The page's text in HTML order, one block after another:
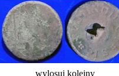
wylosuj kolejny